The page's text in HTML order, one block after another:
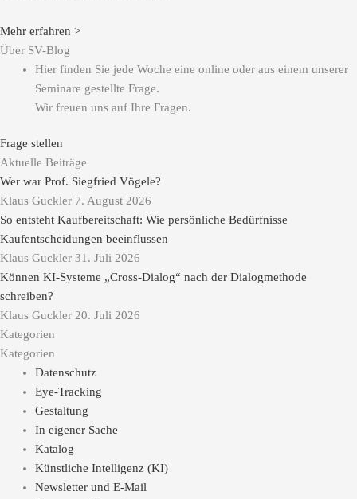
Mehr erfahren >
Über SV-Blog
Hier finden Sie jede Woche eine online oder aus einem unserer
Seminare gestellte Frage.
Wir freuen uns auf Ihre Fragen.
Frage stellen
Aktuelle Beiträge
Wer war Prof. Siegfried Vögele?
Klaus Guckler 7. August 2026
So entsteht Kaufbereitschaft: Wie persönliche Bedürfnisse
Kaufentscheidungen beeinflussen
Klaus Guckler 31. Juli 2026
Können KI-Systeme „Cross-Dialog“ nach der Dialogmethode
schreiben?
Klaus Guckler 20. Juli 2026
Kategorien
Kategorien
Datenschutz
Eye-Tracking
Gestaltung
In eigener Sache
Katalog
Künstliche Intelligenz (KI)
Newsletter und E-Mail